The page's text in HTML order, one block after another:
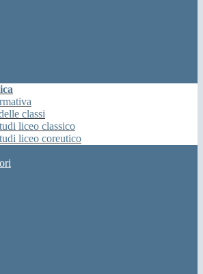
classi
liceo classico
liceo coreutico